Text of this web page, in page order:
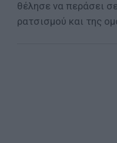
θέλησε να περάσει
ρατσισμού και της